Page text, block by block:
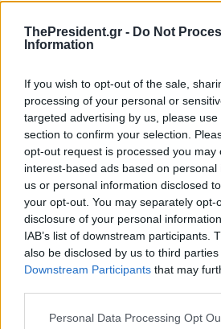
ThePresident.gr - Do Not
Information
If you wish to opt-out of the sale,
processing of your personal or
targeted advertising by us, please
section to confirm your selection.
opt-out request is processed you may
interest-based ads based on
us or personal information disclosed
your opt-out. You may separately opt-
disclosure of your personal
IAB’s list of downstream participants.
also be disclosed by us to third
Downstream Participants that may
Personal Data Processing Opt